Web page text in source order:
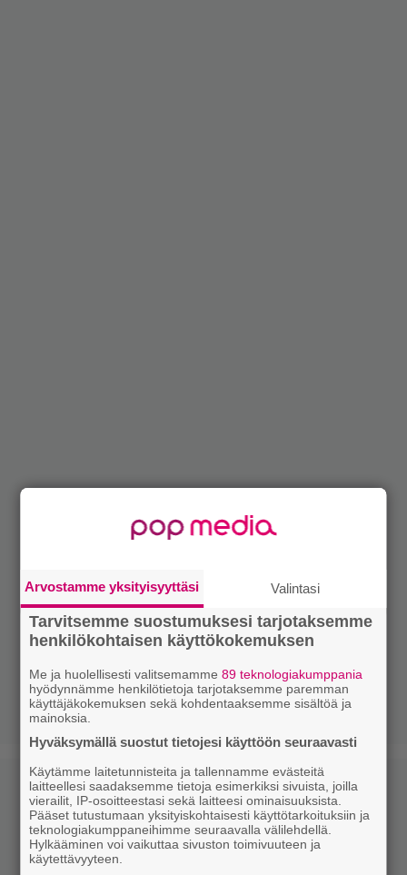
Arvostamme yksityisyyttäsi Valintasi
Tarvitsemme suostumuksesi tarjotaksemme
henkilökohtaisen käyttökokemuksen
Me ja huolellisesti valitsemamme89 teknologiakumppania
hyödynnämme henkilötietoja tarjotaksemme paremman
käyttäjäkokemuksen sekä kohdentaaksemme sisältöä ja
mainoksia.
Hyväksymällä suostut tietojesi käyttöön seuraavasti
Käytämme laitetunnisteita ja tallennamme evästeitä
laitteellesi saadaksemme tietoja esimerkiksi sivuista, joilla
vierailit, IP-osoitteestasi sekä laitteesi ominaisuuksista.
Pääset tutustumaan yksityiskohtaisesti käyttötarkoituksiin ja
teknologiakumppaneihimme seuraavalla välilehdellä.
Hylkääminen voi vaikuttaa sivuston toimivuuteen ja
käytettävyyteen.